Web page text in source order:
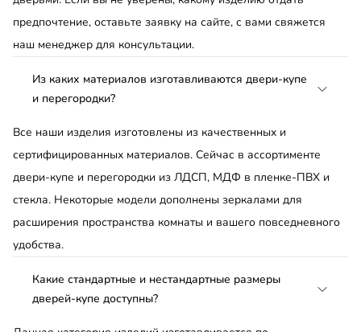
предпочтение, оставьте заявку на сайте, с вами свяжется
наш менеджер для консультации.
Из каких материалов изготавливаются двери-купе
и перегородки?
Все наши изделия изготовлены из качественных и
сертифицированных материалов. Сейчас в ассортименте
двери-купе и перегородки из ЛДСП, МДФ в пленке-ПВХ и
стекла. Некоторые модели дополнены зеркалами для
расширения пространства комнаты и вашего повседневного
удобства.
Какие стандартные и нестандартные размеры
дверей-купе доступны?